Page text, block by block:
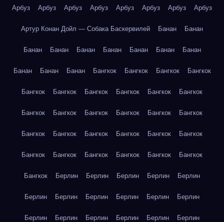
Арбуз Арбуз Арбуз Арбуз Арбуз Арбуз Арбуз Арбуз
Артур Конан Дойл — Собака Баскервилей Банан Банан
Банан Банан Банан Банан Банан Банан Банан
Банан Банан Банан Бангкок Бангкок Бангкок Бангкок
Бангкок Бангкок Бангкок Бангкок Бангкок Бангкок
Бангкок Бангкок Бангкок Бангкок Бангкок Бангкок
Бангкок Бангкок Бангкок Бангкок Бангкок Бангкок
Бангкок Бангкок Бангкок Бангкок Бангкок Бангкок
Бангкок Берлин Берлин Берлин Берлин Берлин
Берлин Берлин Берлин Берлин Берлин Берлин
Берлин Берлин Берлин Берлин Берлин Берлин